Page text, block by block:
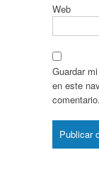
Web
Guardar
en este
comentario.